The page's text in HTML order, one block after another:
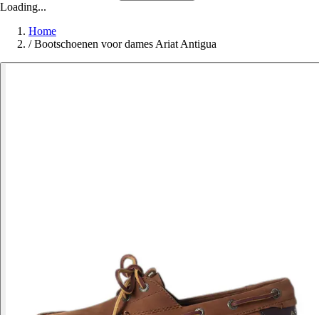
Loading...
Home
/ Bootschoenen voor dames Ariat Antigua